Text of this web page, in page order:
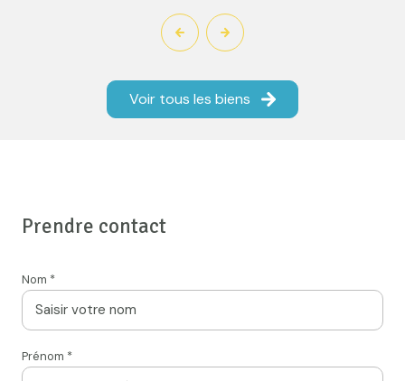
Voir tous les biens
Prendre contact
Nom *
Prénom *